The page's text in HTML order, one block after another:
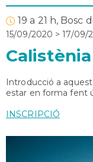
19 a 21 h, Bosc
15/09/2020 >17/09/
Introducció a aquest
estar en forma fent
INSCRIPCIÓ